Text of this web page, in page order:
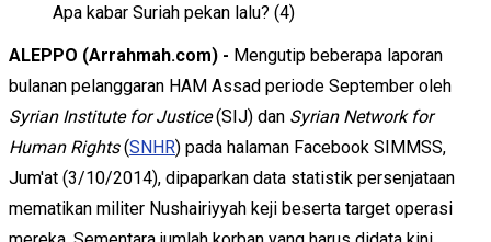
Apa kabar Suriah pekan lalu? (4)
ALEPPO (Arrahmah.com) - Mengutip beberapa laporan
bulanan pelanggaran HAM Assad periode September oleh
Syrian Institute for Justice(SIJ) dan Syrian Network for
Human Rights(SNHR) pada halaman Facebook SIMMSS,
Jum'at (3/10/2014), dipaparkan data statistik persenjataan
mematikan militer Nushairiyyah keji beserta target operasi